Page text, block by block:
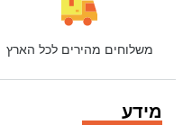
משלוחים מהירים לכל הארץ
מידע